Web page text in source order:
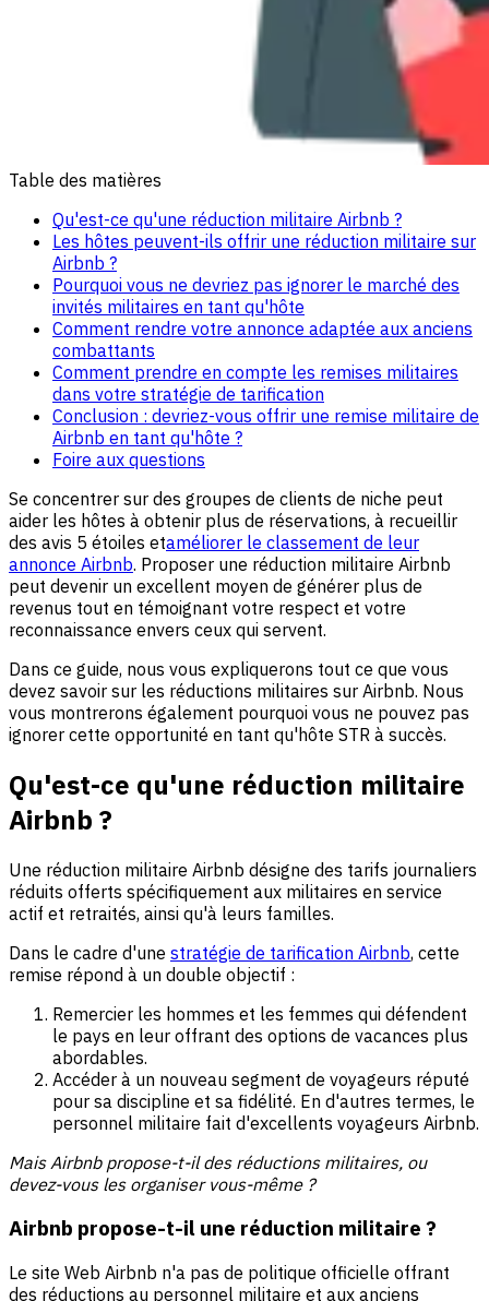
Table des matières
Qu'est-ce qu'une réduction militaire Airbnb ?
Les hôtes peuvent-ils offrir une réduction militaire sur
Airbnb ?
Pourquoi vous ne devriez pas ignorer le marché des
invités militaires en tant qu'hôte
Comment rendre votre annonce adaptée aux anciens
combattants
Comment prendre en compte les remises militaires
dans votre stratégie de tarification
Conclusion : devriez-vous offrir une remise militaire de
Airbnb en tant qu'hôte ?
Foire aux questions
Se concentrer sur des groupes de clients de niche peut
aider les hôtes à obtenir plus de réservations, à recueillir
des avis 5 étoiles etaméliorer le classement de leur
annonce Airbnb. Proposer une réduction militaire Airbnb
peut devenir un excellent moyen de générer plus de
revenus tout en témoignant votre respect et votre
reconnaissance envers ceux qui servent.
Dans ce guide, nous vous expliquerons tout ce que vous
devez savoir sur les réductions militaires sur Airbnb. Nous
vous montrerons également pourquoi vous ne pouvez pas
ignorer cette opportunité en tant qu'hôte STR à succès.
Qu'est-ce qu'une réduction militaire
Airbnb ?
Une réduction militaire Airbnb désigne des tarifs journaliers
réduits offerts spécifiquement aux militaires en service
actif et retraités, ainsi qu'à leurs familles.
Dans le cadre d'une stratégie de tarification Airbnb, cette
remise répond à un double objectif :
Remercier les hommes et les femmes qui défendent
le pays en leur offrant des options de vacances plus
abordables.
Accéder à un nouveau segment de voyageurs réputé
pour sa discipline et sa fidélité. En d'autres termes, le
personnel militaire fait d'excellents voyageurs Airbnb.
Mais Airbnb propose-t-il des réductions militaires, ou
devez-vous les organiser vous-même ?
Airbnb propose-t-il une réduction militaire ?
Le site Web Airbnb n'a pas de politique officielle offrant
des réductions au personnel militaire et aux anciens